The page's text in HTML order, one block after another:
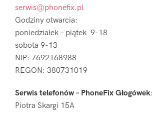
serwis@phonefix.pl
Godziny otwarcia:
poniedziałek – piątek 9-18
sobota 9-13
NIP: 7692168988
REGON: 380731019
Serwis telefonów – PhoneFix Głogówek:
Piotra Skargi 15A